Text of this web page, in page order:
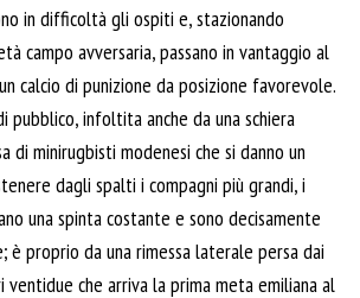
in difficoltà gli ospiti e, stazionando
campo avversaria, passano in vantaggio al
calcio di punizione da posizione favorevole.
pubblico, infoltita anche da una schiera
di minirugbisti modenesi che si danno un
dagli spalti i compagni più grandi, i
una spinta costante e sono decisamente
è proprio da una rimessa laterale persa dai
ventidue che arriva la prima meta emiliana al